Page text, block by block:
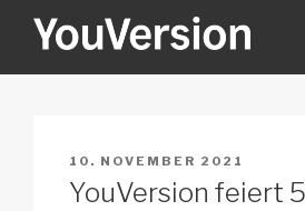
Inhalt
YOUVERSION
VERÖFFENTLICHT
AM
10. NOVEMBER 2021
YouVersion feiert